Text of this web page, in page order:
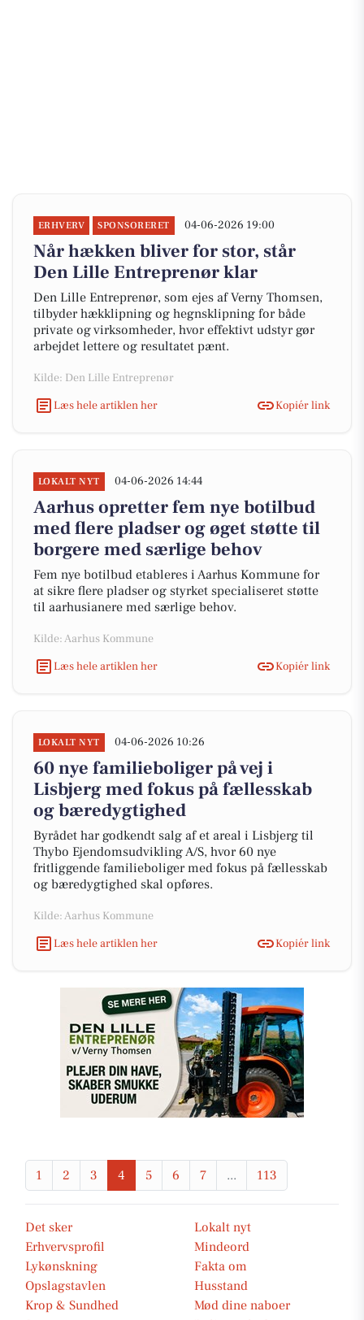
ERHVERV SPONSORERET 04-06-2026 19:00
Når hækken bliver for stor, står
Den Lille Entreprenør klar
Den Lille Entreprenør, som ejes af Verny Thomsen,
tilbyder hækklipning og hegnsklipning for både
private og virksomheder, hvor effektivt udstyr gør
arbejdet lettere og resultatet pænt.
Kilde: Den Lille Entreprenør
Læs hele artiklen her
Kopiér link
LOKALT NYT 04-06-2026 14:44
Aarhus opretter fem nye botilbud
med flere pladser og øget støtte til
borgere med særlige behov
Fem nye botilbud etableres i Aarhus Kommune for
at sikre flere pladser og styrket specialiseret støtte
til aarhusianere med særlige behov.
Kilde: Aarhus Kommune
Læs hele artiklen her
Kopiér link
LOKALT NYT 04-06-2026 10:26
60 nye familieboliger på vej i
Lisbjerg med fokus på fællesskab
og bæredygtighed
Byrådet har godkendt salg af et areal i Lisbjerg til
Thybo Ejendomsudvikling A/S, hvor 60 nye
fritliggende familieboliger med fokus på fællesskab
og bæredygtighed skal opføres.
Kilde: Aarhus Kommune
Læs hele artiklen her
Kopiér link
1 2 3 4 5 6 7 ... 113
Det sker
Lokalt nyt
Erhvervsprofil
Mindeord
Lykønskning
Fakta om
Opslagstavlen
Husstand
Krop & Sundhed
Mød dine naboer